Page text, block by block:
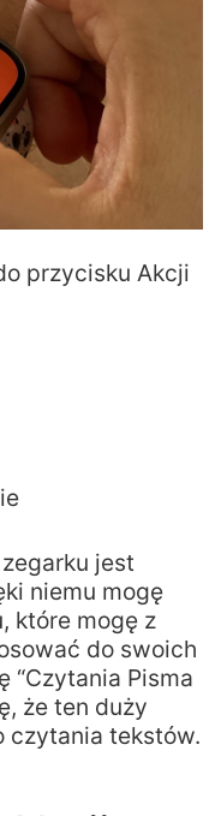
przycisku Akcji
jest
niemu mogę
które mogę z
do swoich
“Czytania Pisma
że ten duży
czytania tekstów.